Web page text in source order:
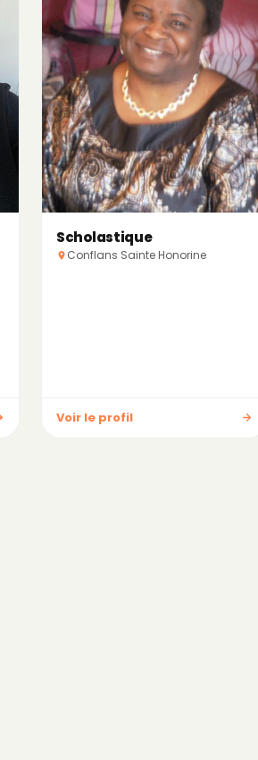
Scholastique
Conflans Sainte Honorine
Voir le profil